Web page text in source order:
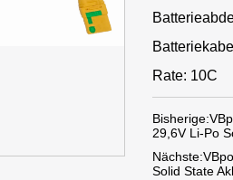
Rate: 10C
Bisherige:
29,6V Li-Po
Nächste:
Solid State